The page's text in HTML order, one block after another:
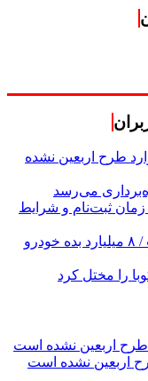
وارد طرح اربعین نشده
می‌رسد
ثبت‌نام و شرایط
کاسبی خارج‌نشین‌ها با سهمیه اقامت / ۸ میلیارد بده خودرو
را مختل کرد